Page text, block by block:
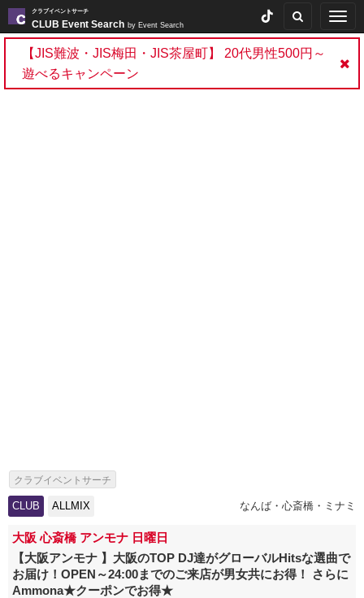
クラブイベントサーチ
CLUB Event Search by Event Search
【JIS難波・JIS梅田・JIS茶屋町】 20代男性500円～
遊べるキャンペーン
クラブイベントサーチ
CLUB ALLMIX なんば・心斎橋・ミナミ
大阪 心斎橋 アンモナ 日曜日
【大阪アンモナ 】大阪のTOP DJ達がグローバルHitsな選曲で
お届け！OPEN～24:00までのご来店が男女共にお得！ さらに
Ammona★クーポンでお得★